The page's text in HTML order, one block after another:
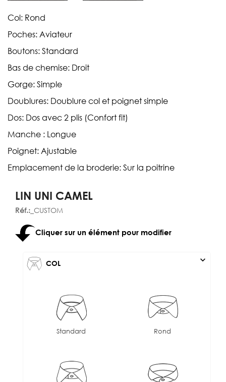
Col: Rond
Poches: Aviateur
Boutons: Standard
Bas de chemise: Droit
Gorge: Simple
Doublures: Doublure col et poignet simple
Dos: Dos avec 2 plis (Confort fit)
Manche : Longue
Poignet: Ajustable
Emplacement de la broderie: Sur la poitrine
LIN UNI CAMEL
Réf.: _CUSTOM
Cliquer sur un élément pour modifier
COL expand_more
Standard Rond